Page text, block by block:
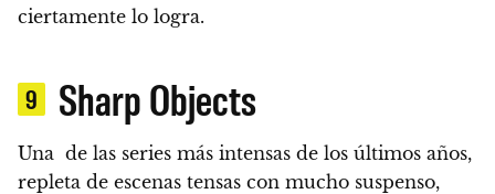
ciertamente lo logra.
9 Sharp Objects
Una de las series más intensas de los últimos años,
repleta de escenas tensas con mucho suspenso,